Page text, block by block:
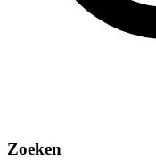
Zoeken